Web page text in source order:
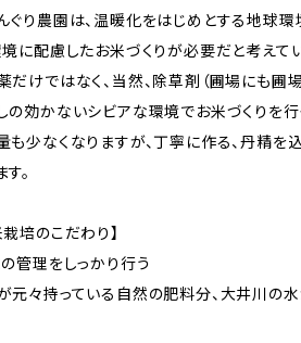
ぐり農園は、温暖化をはじめとする地球
境に配慮したお米づくりが必要だと考えてい
けではなく、当然、除草剤（圃場にも圃
の効かないシビアな環境でお米づくりを行
も少なくなりますが、丁寧に作る、丹精
。
栽培のこだわり】
の管理をしっかり行う
元々持っている自然の肥料分、大井川の